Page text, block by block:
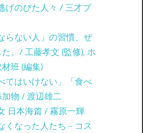
げのびた人々 / 三才ブ
らない人」の習慣、ぜ
。/ 工藤孝文 (監修), ホ
班 (編集)
てはいけない」「食べ
物 / 渡辺雄二
日本海篇 / 霧原一輝
くなった人たち－コス